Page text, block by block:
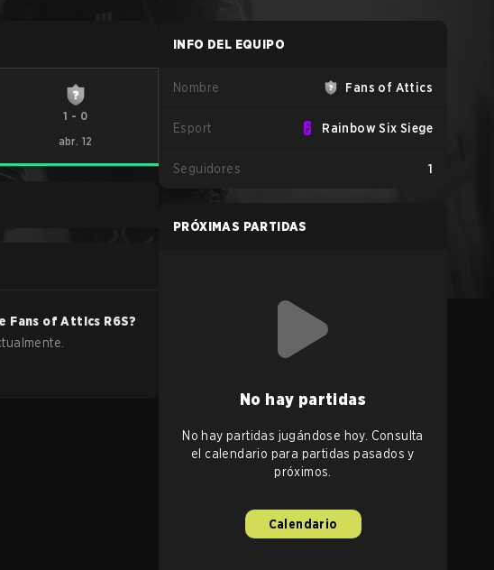
1 - 0
abr. 12
Fans of Attics R6S?
INFO DEL EQUIPO
Nombre Fans of Attics
Esport Rainbow Six Siege
Seguidores 1
PRÓXIMAS PARTIDAS
No hay partidas
No hay partidas jugándose hoy. Consulta
el calendario para partidas pasados y
próximos.
Calendario